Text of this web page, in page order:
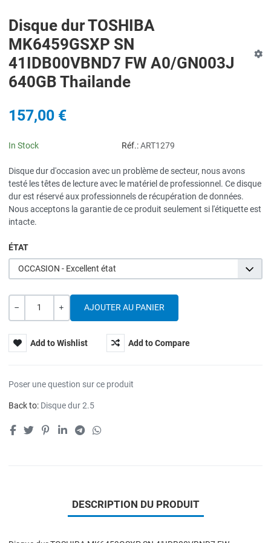
Disque dur TOSHIBA
MK6459GSXP SN
41IDB00VBND7 FW A0/GN003J
640GB Thailande
157,00 €
In Stock Réf.: ART1279
Disque dur d'occasion avec un problème de secteur, nous avons
testé les têtes de lecture avec le matériel de professionnel. Ce disque
dur est réservé aux professionnels de récupération de données.
Nous acceptons la garantie de ce produit seulement si l'étiquette est
intacte.
ÉTAT
OCCASION - Excellent état
Quantité
Add to Wishlist Add to Compare
Poser une question sur ce produit
Back to: Disque dur 2.5
DESCRIPTION DU PRODUIT